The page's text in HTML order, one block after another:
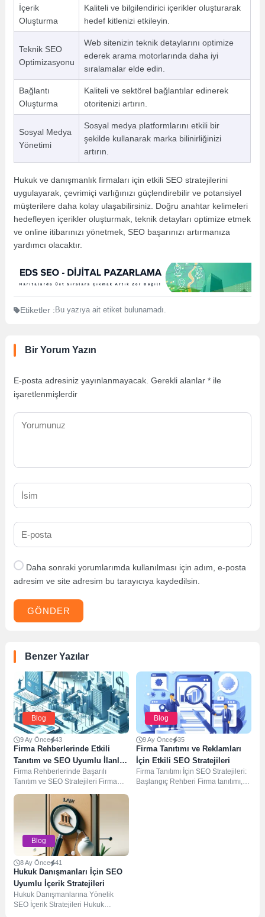
İçerik
Oluşturma
Kaliteli ve bilgilendirici içerikler oluşturarak
hedef kitlenizi etkileyin.
Teknik SEO
Optimizasyonu
Web sitenizin teknik detaylarını optimize
ederek arama motorlarında daha iyi
sıralamalar elde edin.
Bağlantı
Oluşturma
Kaliteli ve sektörel bağlantılar edinerek
otoritenizi artırın.
Sosyal Medya
Yönetimi
Sosyal medya platformlarını etkili bir
şekilde kullanarak marka bilinirliğinizi
artırın.
Hukuk ve danışmanlık firmaları için etkili SEO stratejilerini
uygulayarak, çevrimiçi varlığınızı güçlendirebilir ve potansiyel
müşterilere daha kolay ulaşabilirsiniz. Doğru anahtar kelimeleri
hedefleyen içerikler oluşturmak, teknik detayları optimize etmek
ve online itibarınızı yönetmek, SEO başarınızı artırmanıza
yardımcı olacaktır.
Etiketler : Bu yazıya ait etiket bulunamadı.
Bir Yorum Yazın
E-posta adresiniz yayınlanmayacak. Gerekli alanlar* ile
işaretlenmişlerdir
Daha sonraki yorumlarımda kullanılması için adım, e-posta
adresim ve site adresim bu tarayıcıya kaydedilsin.
GÖNDER
Benzer Yazılar
Blog
9 Ay Önce 43
Firma Rehberlerinde Etkili
Tanıtım ve SEO Uyumlu İlanlar
için İpuçları
Firma Rehberlerinde Başarılı
Tanıtım ve SEO Stratejileri Firma
internet üzerinde daha...
Blog
9 Ay Önce 35
Firma Tanıtımı ve Reklamları
İçin Etkili SEO Stratejileri
Firma Tanıtımı İçin SEO Stratejileri:
Başlangıç Rehberi Firma tanıtımı,
Blog
8 Ay Önce 41
Hukuk Danışmanları İçin SEO
Uyumlu İçerik Stratejileri
Hukuk Danışmanlarına Yönelik
SEO İçerik Stratejileri Hukuk